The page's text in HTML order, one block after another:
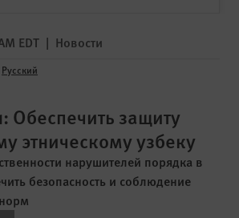
EDT | Новости
Русский
Обеспечить защиту
этническому узбеку
нарушителей порядка в
безопасность и соблюдение